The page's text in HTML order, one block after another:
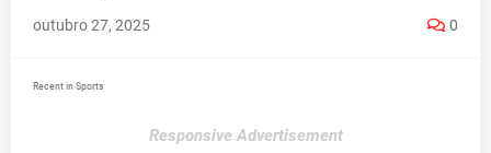
outubro 27, 2025 0
Recent in Sports
Responsive Advertisement